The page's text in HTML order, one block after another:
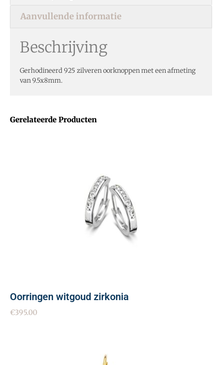
Gerelateerde Producten
Oorringen witgoud zirkonia
€395.00
Aanvullende informatie
Beschrijving
Gerhodineerd 925 zilveren oorknoppen met een afmeting
van 9.5x8mm.